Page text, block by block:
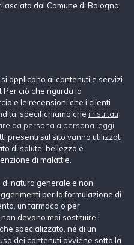
dal Comune di Bologna
applicano ai contenuti e servizi
ciò che rigurda la
e le recensioni che i clienti
specifichiamo che i risultati
da persona a persona leggi
presenti sul sito vanno utilizzati
di salute, bellezza e
di malattie.
natura generale e non
per la formulazione di
un farmaco o per
devono mai sostituire i
specializzato, né di un
dei contenuti avviene sotto la